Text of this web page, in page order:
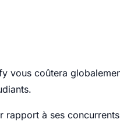
vous coûtera
rapport à ses